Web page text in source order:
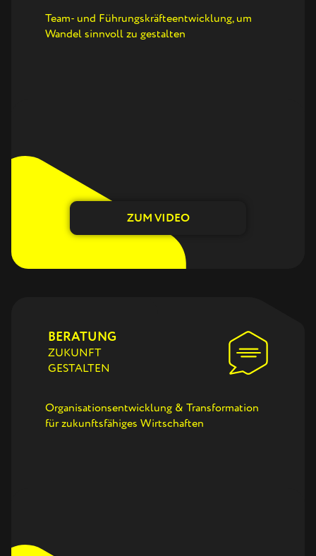
Team- und Führungskräfteentwicklung, um
Wandel sinnvoll zu gestalten
ZUM VIDEO
BERATUNG
ZUKUNFT
GESTALTEN
Organisationsentwicklung & Transformation
für zukunftsfähiges Wirtschaften